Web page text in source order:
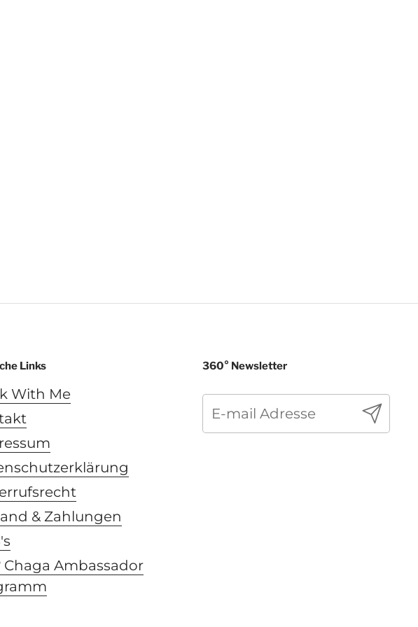
Links
With Me
& Zahlungen
Chaga Ambassador
360° Newsletter